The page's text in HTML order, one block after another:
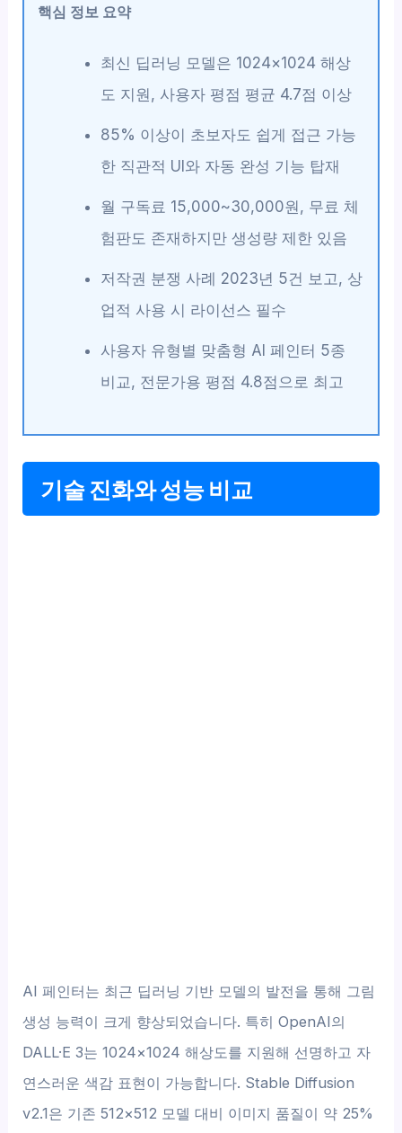
핵심 정보 요약
최신 딥러닝 모델은 1024×1024 해상
도 지원, 사용자 평점 평균 4.7점 이상
85% 이상이 초보자도 쉽게 접근 가능
한 직관적 UI와 자동 완성 기능 탑재
월 구독료 15,000~30,000원, 무료 체
험판도 존재하지만 생성량 제한 있음
저작권 분쟁 사례 2023년 5건 보고, 상
업적 사용 시 라이선스 필수
사용자 유형별 맞춤형 AI 페인터 5종
비교, 전문가용 평점 4.8점으로 최고
기술 진화와 성능 비교
AI 페인터는 최근 딥러닝 기반 모델의 발전을 통해 그림
생성 능력이 크게 향상되었습니다. 특히 OpenAI의
DALL·E 3는 1024×1024 해상도를 지원해 선명하고 자
연스러운 색감 표현이 가능합니다. Stable Diffusion
v2.1은 기존 512×512 모델 대비 이미지 품질이 약 25%